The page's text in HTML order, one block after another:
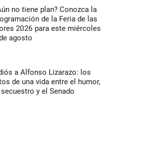
no tiene plan? Conozca la
de la Feria de las
2026 para este miércoles
agosto
a Alfonso Lizarazo: los
de una vida entre el humor,
y el Senado